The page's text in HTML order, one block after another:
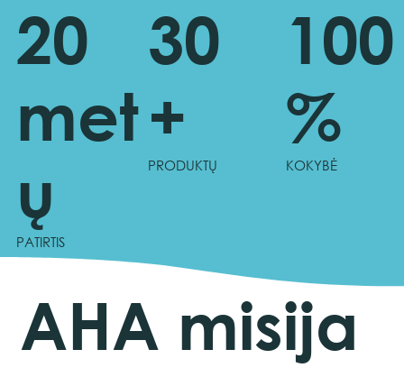
20
met
ų
PATIRTIS
30
+
PRODUKTŲ
100
%
KOKYBĖ
AHA misija